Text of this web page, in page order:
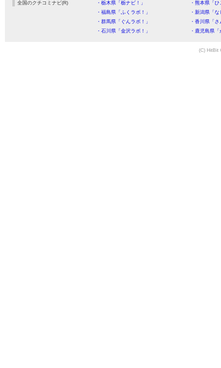
全国のクチコミナビ(R) ・栃木県「栃ナビ！」
・熊本県「
・福島県「ふくラボ！」
・新潟県「
・群馬県「ぐんラボ！」
・香川県「
・石川県「金沢ラボ！」
・鹿児島県
(C) HitBit